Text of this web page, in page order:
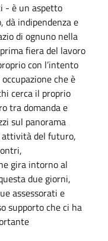
- è un aspetto
dà indipendenza e
di ognuno nella
fiera del lavoro
con l’intento
che è
cerca il proprio
tra domanda e
sul panorama
attività del futuro,
gira intorno al
due giorni,
assessorati e
supporto che ci ha